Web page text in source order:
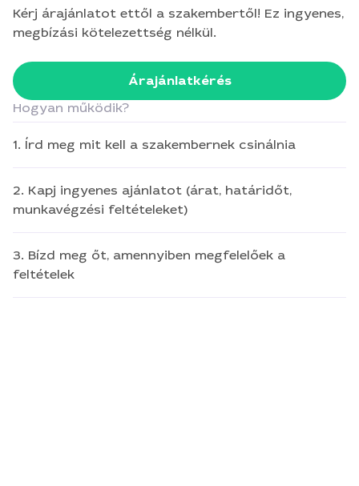
Kérj árajánlatot ettől a szakembertől! Ez ingyenes,
megbízási kötelezettség nélkül.
Árajánlatkérés
Hogyan működik?
1. Írd meg mit kell a szakembernek csinálnia
2. Kapj ingyenes ajánlatot (árat, határidőt,
munkavégzési feltételeket)
3. Bízd meg őt, amennyiben megfelelőek a
feltételek